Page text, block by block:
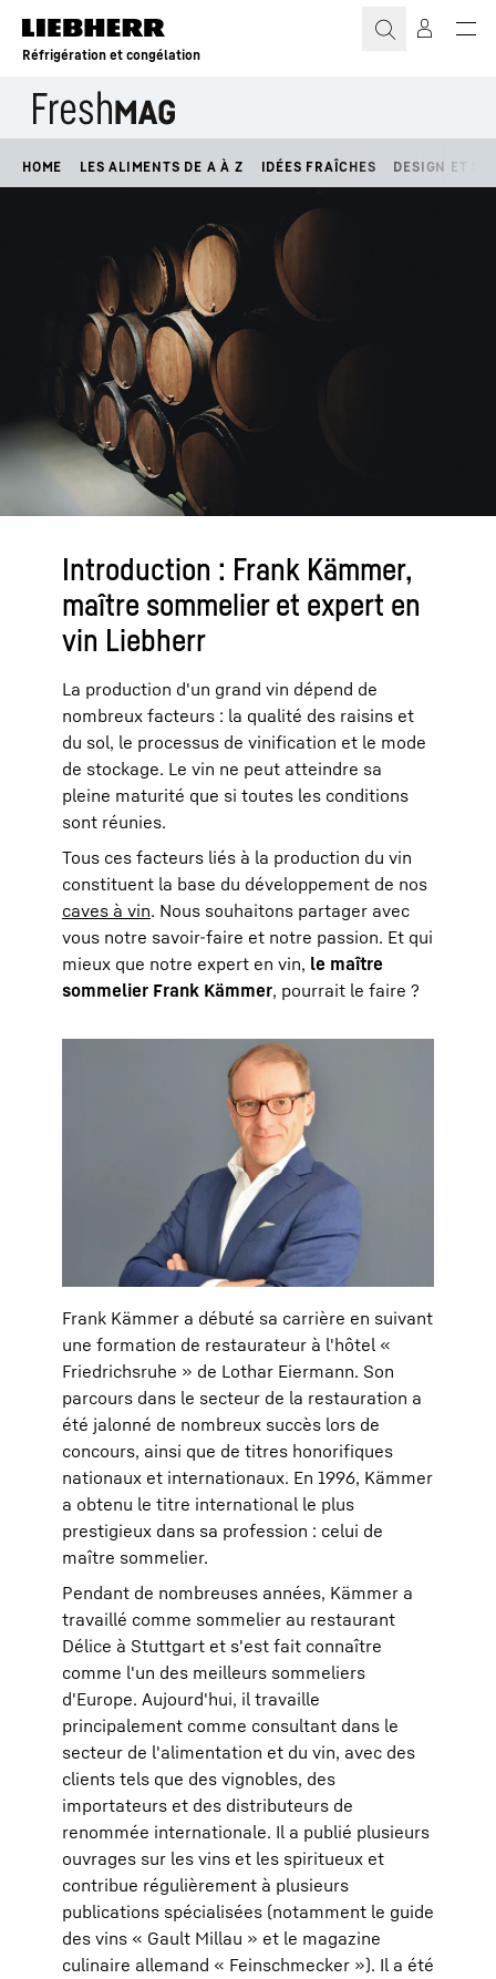
Réfrigération et congélation
HOME LES ALIMENTS DE A À Z IDÉES FRAÎCHES DESIGN ET
Introduction : Frank Kämmer,
maître sommelier et expert en
vin Liebherr
La production d'un grand vin dépend de
nombreux facteurs : la qualité des raisins et
du sol, le processus de vinification et le mode
de stockage. Le vin ne peut atteindre sa
pleine maturité que si toutes les conditions
sont réunies.
Tous ces facteurs liés à la production du vin
constituent la base du développement de nos
caves à vin. Nous souhaitons partager avec
vous notre savoir-faire et notre passion. Et qui
mieux que notre expert en vin, le maître
sommelier Frank Kämmer, pourrait le faire ?
Frank Kämmer a débuté sa carrière en suivant
une formation de restaurateur à l'hôtel «
Friedrichsruhe » de Lothar Eiermann. Son
parcours dans le secteur de la restauration a
été jalonné de nombreux succès lors de
concours, ainsi que de titres honorifiques
nationaux et internationaux. En 1996, Kämmer
a obtenu le titre international le plus
prestigieux dans sa profession : celui de
maître sommelier.
Pendant de nombreuses années, Kämmer a
travaillé comme sommelier au restaurant
Délice à Stuttgart et s'est fait connaître
comme l'un des meilleurs sommeliers
d'Europe. Aujourd'hui, il travaille
principalement comme consultant dans le
secteur de l'alimentation et du vin, avec des
clients tels que des vignobles, des
importateurs et des distributeurs de
renommée internationale. Il a publié plusieurs
ouvrages sur les vins et les spiritueux et
contribue régulièrement à plusieurs
publications spécialisées (notamment le guide
des vins « Gault Millau » et le magazine
culinaire allemand « Feinschmecker »). Il a été